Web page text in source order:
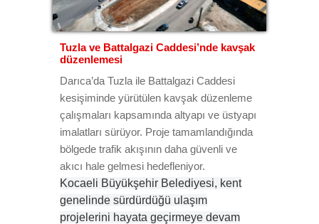
Tuzla ve Battalgazi Caddesi’nde kavşak
düzenlemesi
Darıca’da Tuzla ile Battalgazi Caddesi
kesişiminde yürütülen kavşak düzenleme
çalışmaları kapsamında altyapı ve üstyapı
imalatları sürüyor. Proje tamamlandığında
bölgede trafik akışının daha güvenli ve
akıcı hale gelmesi hedefleniyor.
Kocaeli Büyükşehir Belediyesi, kent
genelinde sürdürdüğü ulaşım
projelerini hayata geçirmeye devam